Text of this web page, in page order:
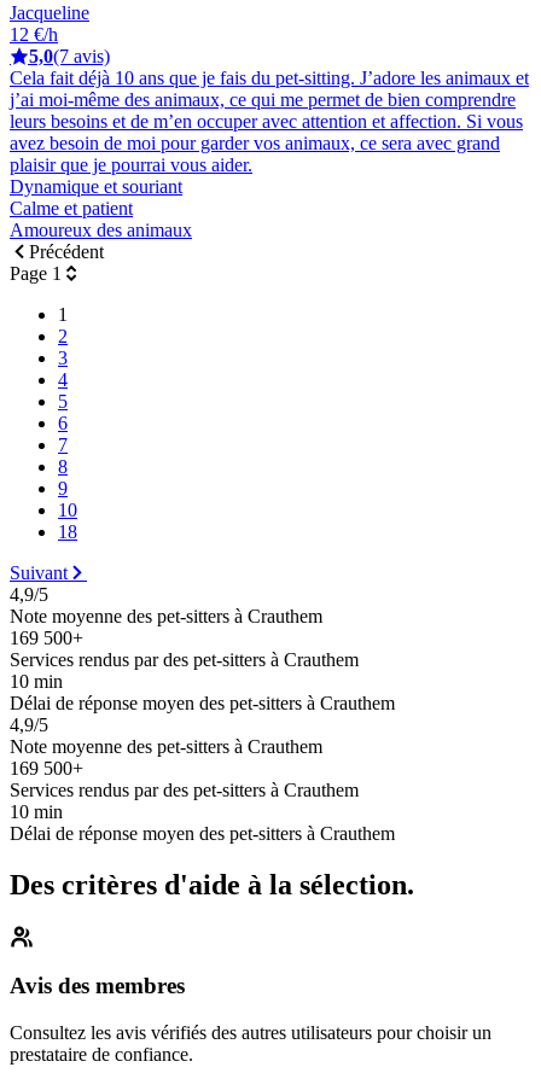
Jacqueline
12 €/h
5,0(7 avis)
Cela fait déjà 10 ans que je fais du pet-sitting. J’adore les animaux et
j’ai moi-même des animaux, ce qui me permet de bien comprendre
leurs besoins et de m’en occuper avec attention et affection. Si vous
avez besoin de moi pour garder vos animaux, ce sera avec grand
plaisir que je pourrai vous aider.
Dynamique et souriant
Calme et patient
Amoureux des animaux
Précédent
Page 1
1
2
3
4
5
6
7
8
9
10
18
Suivant
4,9/5
Note moyenne des pet-sitters à Crauthem
169 500+
Services rendus par des pet-sitters à Crauthem
10 min
Délai de réponse moyen des pet-sitters à Crauthem
4,9/5
Note moyenne des pet-sitters à Crauthem
169 500+
Services rendus par des pet-sitters à Crauthem
10 min
Délai de réponse moyen des pet-sitters à Crauthem
Des critères d'aide à la sélection.
Avis des membres
Consultez les avis vérifiés des autres utilisateurs pour choisir un
prestataire de confiance.